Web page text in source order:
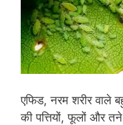
एफिड, नरम शरीर वाले
की पत्तियों, फूलों और